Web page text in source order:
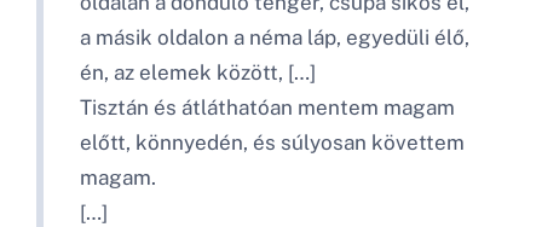
a másik oldalon a néma láp, egyedüli élő,
én, az elemek között, […]
Tisztán és átláthatóan mentem magam
előtt, könnyedén, és súlyosan követtem
magam.
[…]